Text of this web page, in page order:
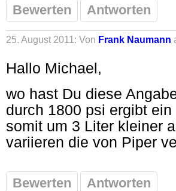
Bewerten Antworten
25. August 2011: Von Frank Naumann
Hallo Michael,
wo hast Du diese
durch 1800 psi ergibt
somit um 3 Liter kleiner
variieren die von Piper
Bewerten Antworten